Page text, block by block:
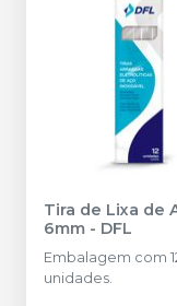
Tira de Lixa de
6mm - DFL
Embalagem com
unidades.